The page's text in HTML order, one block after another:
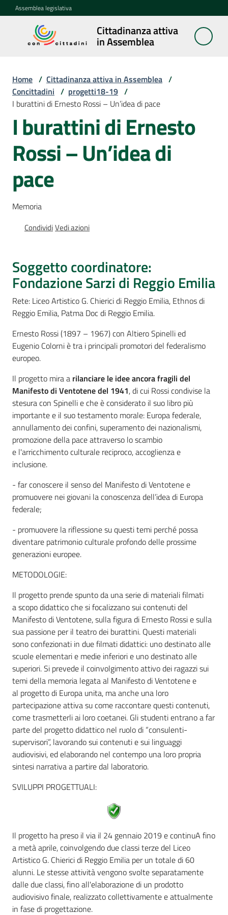
Vai al contenuto
Vai alla navigazione
Vai al footer
Assemblea legislativa
Cittadinanza attiva
in Assemblea
Cittadinanza
attiva in
Concittadini
Menu selezionato
Porte
aperte
in
itineranti
memoria
Seguici
su
Assemblea
legislativa
Attività
Argomenti
Per i media
Per i cittadini
Home / Cittadinanza attiva in Assemblea /
Concittadini / progetti18-19 /
I burattini di Ernesto Rossi – Un’idea di pace
I burattini di Ernesto
Rossi – Un’idea di
pace
Memoria
CondividiVedi azioni
Soggetto coordinatore:
Fondazione Sarzi di Reggio Emilia
Rete: Liceo Artistico G. Chierici di Reggio Emilia, Ethnos di
Reggio Emilia, Patma Doc di Reggio Emilia.
Ernesto Rossi (1897 – 1967) con Altiero Spinelli ed
Eugenio Colorni è tra i principali promotori del federalismo
europeo.
Il progetto mira a rilanciare le idee ancora fragili del
Manifesto di Ventotene del 1941, di cui Rossi condivise la
stesura con Spinelli e che è considerato il suo libro più
importante e il suo testamento morale: Europa federale,
annullamento dei confini, superamento dei nazionalismi,
promozione della pace attraverso lo scambio
e l'arricchimento culturale reciproco, accoglienza e
inclusione.
- far conoscere il senso del Manifesto di Ventotene e
promuovere nei giovani la conoscenza dell’idea di Europa
federale;
- promuovere la riflessione su questi temi perché possa
diventare patrimonio culturale profondo delle prossime
generazioni europee.
METODOLOGIE:
Il progetto prende spunto da una serie di materiali filmati
a scopo didattico che si focalizzano sui contenuti del
Manifesto di Ventotene, sulla figura di Ernesto Rossi e sulla
sua passione per il teatro dei burattini. Questi materiali
sono confezionati in due filmati didattici: uno destinato alle
scuole elementari e medie inferiori e uno destinato alle
superiori. Si prevede il coinvolgimento attivo dei ragazzi sui
temi della memoria legata al Manifesto di Ventotene e
al progetto di Europa unita, ma anche una loro
partecipazione attiva su come raccontare questi contenuti,
come trasmetterli ai loro coetanei. Gli studenti entrano a far
parte del progetto didattico nel ruolo di “consulenti-
supervisori”, lavorando sui contenuti e sui linguaggi
audiovisivi, ed elaborando nel contempo una loro propria
sintesi narrativa a partire dal laboratorio.
SVILUPPI PROGETTUALI:
Il progetto ha preso il via il 24 gennaio 2019 e continuA fino
a metà aprile, coinvolgendo due classi terze del Liceo
Artistico G. Chierici di Reggio Emilia per un totale di 60
alunni. Le stesse attività vengono svolte separatamente
dalle due classi, fino all'elaborazione di un prodotto
audiovisivo finale, realizzato collettivamente e attualmente
in fase di progettazione.